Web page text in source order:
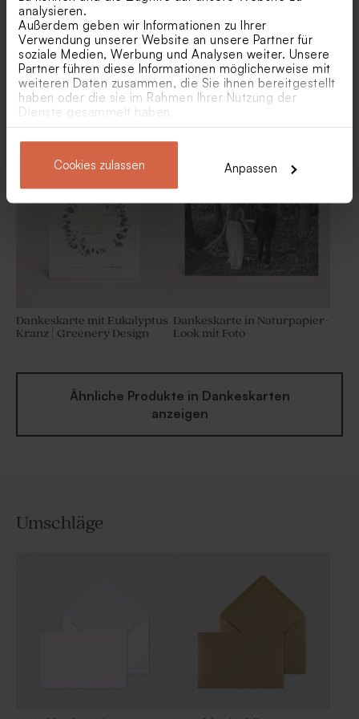
analysieren.
Außerdem geben wir Informationen zu Ihrer
Verwendung unserer Website an unsere Partner für
soziale Medien, Werbung und Analysen weiter. Unsere
Partner führen diese Informationen möglicherweise mit
weiteren Daten zusammen, die Sie ihnen bereitgestellt
haben oder die sie im Rahmen Ihrer Nutzung der
Dienste gesammelt haben.
Cookies zulassen Anpassen
Goldene Metalldose für
Biologische Samenbomben
Bogenförmige Dankeskarte
zur Hochzeit mit blau
Dank” in Kupferfolie auf
Dankeskarte mit Eukalyptus
Kranz | Greenery Design
Dankeskarte in Naturpapier-
Look mit Foto
Ähnliche Produkte in Dankeskarten
anzeigen
Umschläge